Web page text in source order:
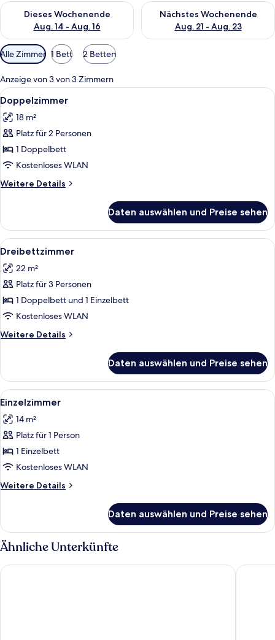
Dieses Wochenende
Aug. 14 - Aug. 16
Überprüfe die Verfügbarkeit für dieses Wochenende, Aug. 14
Nächstes Wochenende
Aug. 21 - Aug. 23
Überprüfe die Verfügbarkeit
Verfügbare
Filter
für
Zimmer
Alle Zimmer 1 Bett 2 Betten
Anzeige von 3 von 3 Zimmern
Alle
Fotos
für
Doppelzimmer
anzeigen
Ein Zimmer mit einem Bett, zwei
4
Doppelzimmer
18 m²
Platz für 2 Personen
1 Doppelbett
Kostenloses WLAN
Weitere Details
Weitere
Daten auswählen und Preise sehen
Alle
Fotos
für
Dreibettzimmer
anzeigen
Ein Hotelzimmer mit zwei Betten,
2
Dreibettzimmer
22 m²
Platz für 3 Personen
1 Doppelbett und 1 Einzelbett
Kostenloses WLAN
Weitere Details
Weitere
Daten auswählen und Preise sehen
Alle
Fotos
für
Einzelzimmer
anzeigen
Ein Hotelzimmer mit Bett,
2
Einzelzimmer
14 m²
Platz für 1 Person
1 Einzelbett
Kostenloses WLAN
Weitere Details
Weitere
Daten auswählen und Preise sehen
Ähnliche Unterkünfte
Zum Turm - Apartments und Gästezimmer Hotel